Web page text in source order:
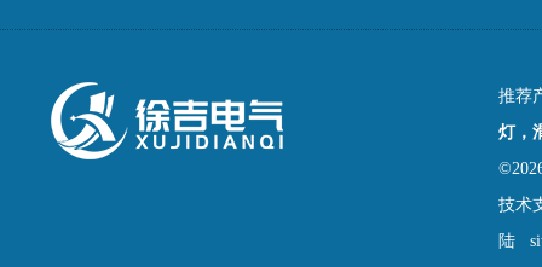
推荐
灯，
技术
陆